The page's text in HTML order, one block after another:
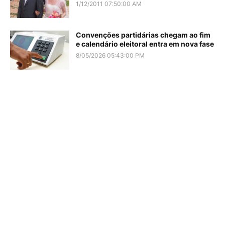
1/12/2011 07:50:00 AM
Convenções partidárias chegam ao fim
e calendário eleitoral entra em nova fase
8/05/2026 05:43:00 PM